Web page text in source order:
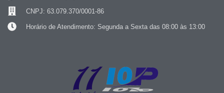
CNPJ: 63.079.370/0001-86
Horário de Atendimento: Segunda a Sexta das 08:00 às 13:00